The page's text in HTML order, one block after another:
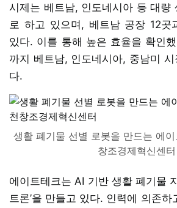
시제는 베트남, 인도네시아 등 대량
로 하고 있으며, 베트남 공장 12곳
있다. 이를 통해 높은 효율을 확인
까지 베트남, 인도네시아, 중남미
다.
생활 폐기물 선별 로봇을 만드는 에
창조경제혁신센터
에이트테크는 AI 기반 생활 폐기물
트론’을 만들고 있다. 인력에 의존